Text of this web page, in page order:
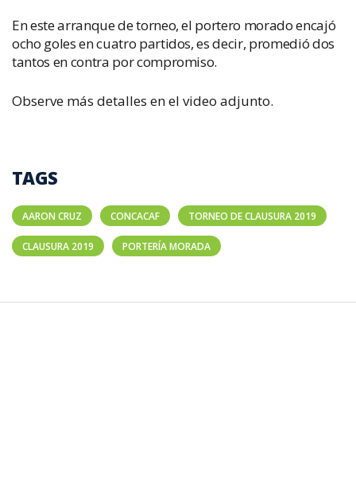
En este arranque de torneo, el portero morado encajó
ocho goles en cuatro partidos, es decir, promedió dos
tantos en contra por compromiso.
Observe más detalles en el video adjunto.
TAGS
AARON CRUZ CONCACAF TORNEO DE CLAUSURA 2019
CLAUSURA 2019 PORTERÍA MORADA